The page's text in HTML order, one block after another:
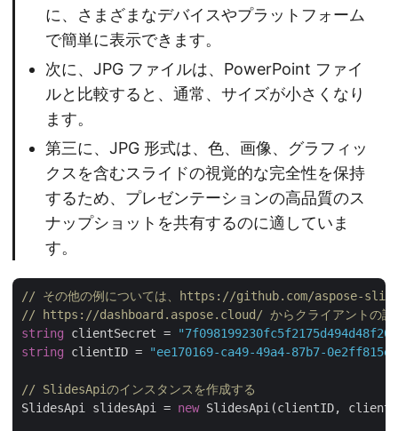
に、さまざまなデバイスやプラットフォーム
で簡単に表示できます。
次に、JPG ファイルは、PowerPoint ファイ
ルと比較すると、通常、サイズが小さくなり
ます。
第三に、JPG 形式は、色、画像、グラフィッ
クスを含むスライドの視覚的な完全性を保持
するため、プレゼンテーションの高品質のス
ナップショットを共有するのに適していま
す。
// その他の例については、https://github.com/aspose-
// https://dashboard.aspose.cloud/ からクライアントの認証
string clientSecret =
string clientID = "ee170169-ca49-49a4-87b7-
// SlidesApiのインスタンスを作成する
SlidesApi slidesApi = new SlidesApi(clientID,